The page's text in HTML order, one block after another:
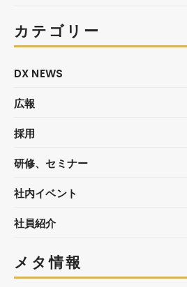
カテゴリー
DX NEWS
広報
採用
研修、セミナー
社内イベント
社員紹介
メタ情報